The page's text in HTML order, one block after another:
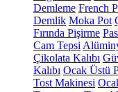
Demleme French
Demlik Moka Pot
Fırında Pişirme
Cam Tepsi
Çikolata Kalıbı
Kalıbı Ocak Üstü
Tost Makinesi